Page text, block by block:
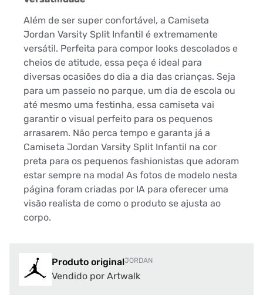
Além de ser super confortável, a Camiseta
Jordan Varsity Split Infantil é extremamente
versátil. Perfeita para compor looks descolados e
cheios de atitude, essa peça é ideal para
diversas ocasiões do dia a dia das crianças. Seja
para um passeio no parque, um dia de escola ou
até mesmo uma festinha, essa camiseta vai
garantir o visual perfeito para os pequenos
arrasarem. Não perca tempo e garanta já a
Camiseta Jordan Varsity Split Infantil na cor
preta para os pequenos fashionistas que adoram
estar sempre na moda! As fotos de modelo nesta
página foram criadas por IA para oferecer uma
visão realista de como o produto se ajusta ao
corpo.
Produto originalJORDAN
Vendido por Artwalk